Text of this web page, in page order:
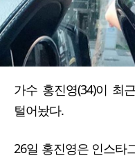
가수 홍진영(34)이 최
털어놨다.
26일 홍진영은 인스타